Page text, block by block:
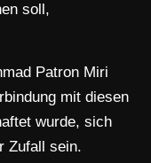
soll,
Patron Miri
mit diesen
wurde, sich
Zufall sein.